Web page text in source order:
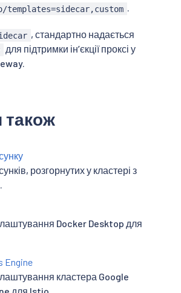
.
, стандартно надається
для підтримки інʼєкції проксі у
також
розгорнутих у кластері з
Docker Desktop для
Engine
кластера Google